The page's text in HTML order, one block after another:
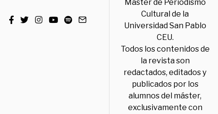
Máster de Periodismo
Cultural de la
Universidad San Pablo
CEU.
Todos los contenidos de
la revista son
redactados, editados y
publicados por los
alumnos del máster,
exclusivamente con